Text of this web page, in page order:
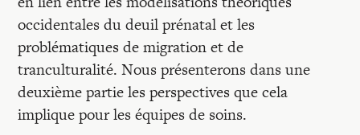
occidentales du deuil prénatal et les
problématiques de migration et de
tranculturalité. Nous présenterons dans une
deuxième partie les perspectives que cela
implique pour les équipes de soins.